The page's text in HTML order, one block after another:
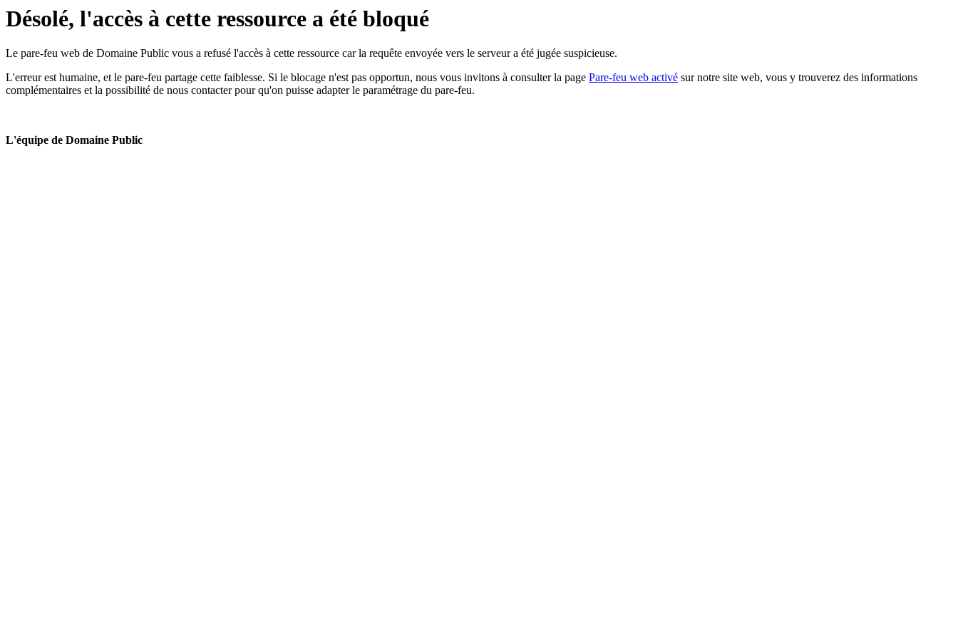
Désolé, l'accès à cette ressource a été bloqué
Le pare-feu web de Domaine Public vous a refusé l'accès à cette ressource car la requête envoyée vers le serveur a été jugée suspicieuse.
L'erreur est humaine, et le pare-feu partage cette faiblesse. Si le blocage n'est pas opportun, nous vous invitons à consulter la page Pare-feu web activé sur notre site web, vous y trouverez des informations
complémentaires et la possibilité de nous contacter pour qu'on puisse adapter le paramétrage du pare-feu.
L'équipe de Domaine Public